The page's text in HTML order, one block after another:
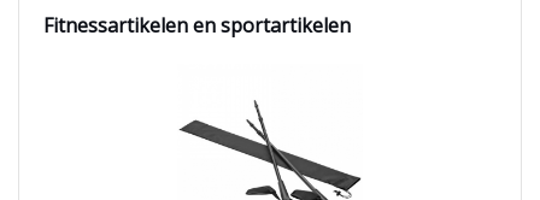
Fitnessartikelen en sportartikelen